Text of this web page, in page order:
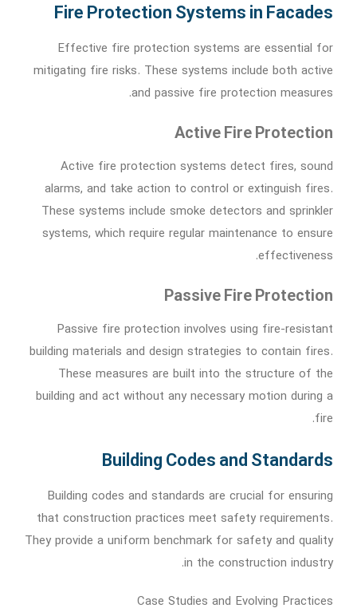
Fire Protection Systems in Facades
Effective fire protection systems are essential for
mitigating fire risks. These systems include both active
and passive fire protection measures.
Active Fire Protection
Active fire protection systems detect fires, sound
alarms, and take action to control or extinguish fires.
These systems include smoke detectors and sprinkler
systems, which require regular maintenance to ensure
effectiveness.
Passive Fire Protection
Passive fire protection involves using fire-resistant
building materials and design strategies to contain fires.
These measures are built into the structure of the
building and act without any necessary motion during a
fire.
Building Codes and Standards
Building codes and standards are crucial for ensuring
that construction practices meet safety requirements.
They provide a uniform benchmark for safety and quality
in the construction industry.
Case Studies and Evolving Practices